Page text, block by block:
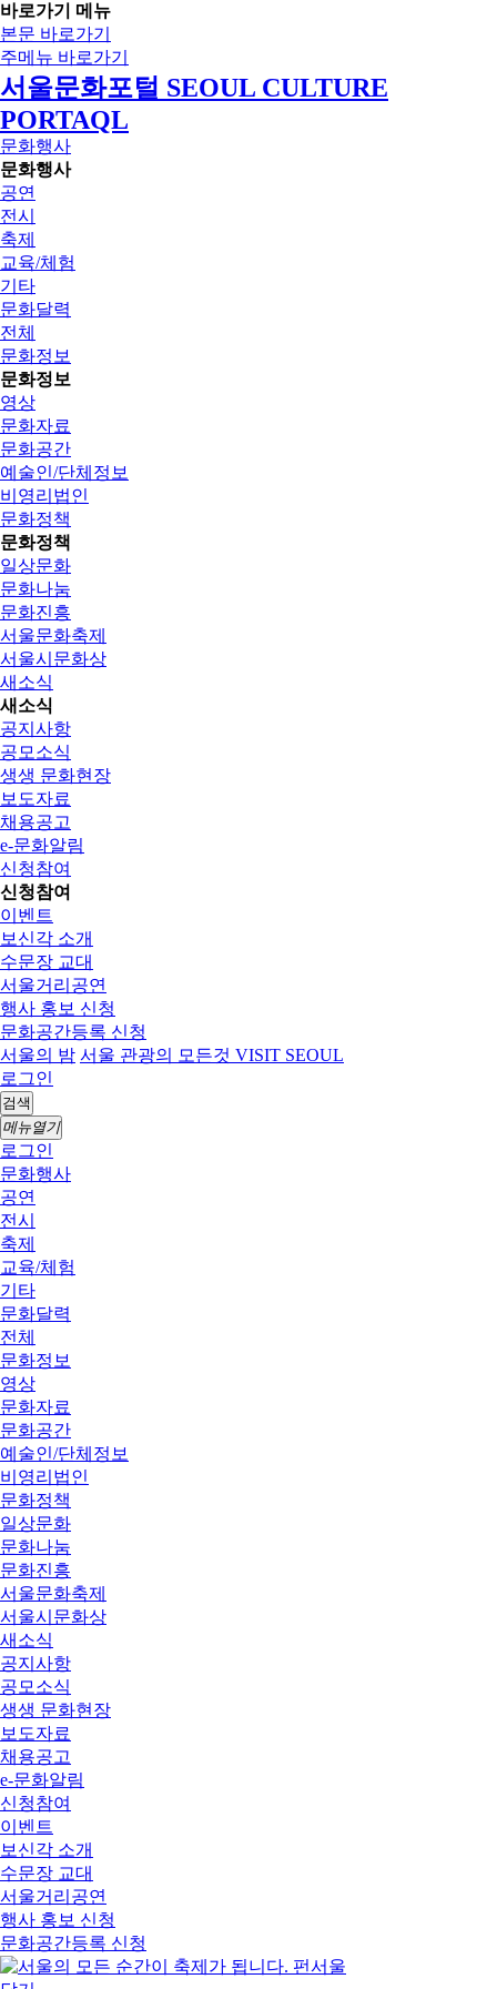
바로가기 메뉴
본문 바로가기
주메뉴 바로가기
서울문화포털 SEOUL CULTURE
PORTAQL
문화행사
문화행사
공연
전시
축제
교육/체험
기타
문화달력
전체
문화정보
문화정보
영상
문화자료
문화공간
예술인/단체정보
비영리법인
문화정책
문화정책
일상문화
문화나눔
문화진흥
서울문화축제
서울시문화상
새소식
새소식
공지사항
공모소식
생생 문화현장
보도자료
채용공고
e-문화알림
신청참여
신청참여
이벤트
보신각 소개
수문장 교대
서울거리공연
행사 홍보 신청
문화공간등록 신청
서울의 밤 서울 관광의 모든것 VISIT SEOUL
로그인
검색
메뉴열기
로그인
문화행사
공연
전시
축제
교육/체험
기타
문화달력
전체
문화정보
영상
문화자료
문화공간
예술인/단체정보
비영리법인
문화정책
일상문화
문화나눔
문화진흥
서울문화축제
서울시문화상
새소식
공지사항
공모소식
생생 문화현장
보도자료
채용공고
e-문화알림
신청참여
이벤트
보신각 소개
수문장 교대
서울거리공연
행사 홍보 신청
문화공간등록 신청